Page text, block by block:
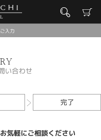
入力
い合わせ
完了
気軽にご相談ください